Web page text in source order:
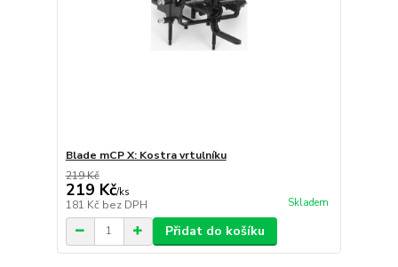
Blade mCP X: Kostra vrtulníku
219 Kč
219 Kč/ks
181 Kč bez DPH Skladem
Přidat do košíku